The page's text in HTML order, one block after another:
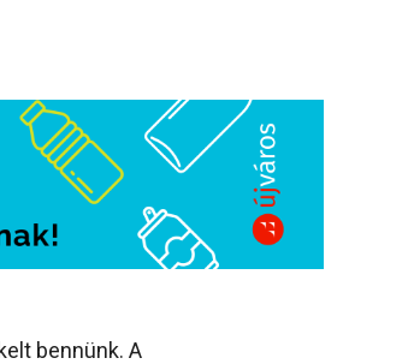
bennünk. A